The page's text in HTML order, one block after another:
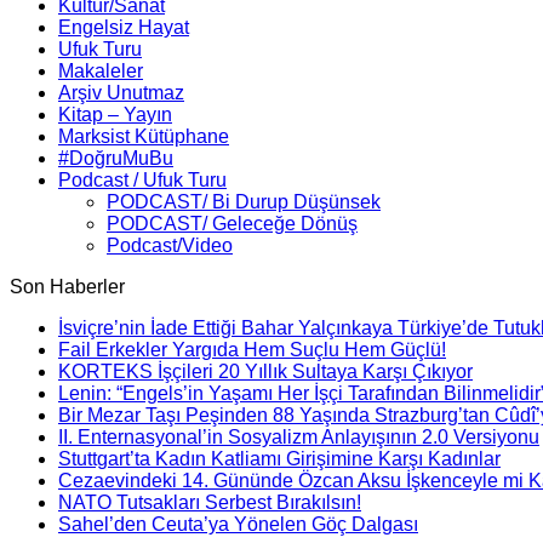
Kültür/Sanat
Engelsiz Hayat
Ufuk Turu
Makaleler
Arşiv Unutmaz
Kitap – Yayın
Marksist Kütüphane
#DoğruMuBu
Podcast / Ufuk Turu
PODCAST/ Bi Durup Düşünsek
PODCAST/ Geleceğe Dönüş
Podcast/Video
Son Haberler
İsviçre’nin İade Ettiği Bahar Yalçınkaya Türkiye’de
Fail Erkekler Yargıda Hem Suçlu Hem Güçlü!
KORTEKS İşçileri 20 Yıllık Sultaya Karşı Çıkıyor
Lenin: “Engels’in Yaşamı Her İşçi Tarafından
Bir Mezar Taşı Peşinden 88 Yaşında Strazburg’tan
II. Enternasyonal’in Sosyalizm Anlayışının 2.0 Versiyonu
Stuttgart’ta Kadın Katliamı Girişimine Karşı Kadınlar
Cezaevindeki 14. Gününde Özcan Aksu İşkenceyle mi
NATO Tutsakları Serbest Bırakılsın!
Sahel’den Ceuta’ya Yönelen Göç Dalgası